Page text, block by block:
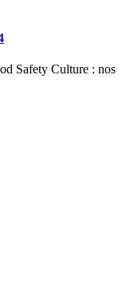
Safety Culture : nos